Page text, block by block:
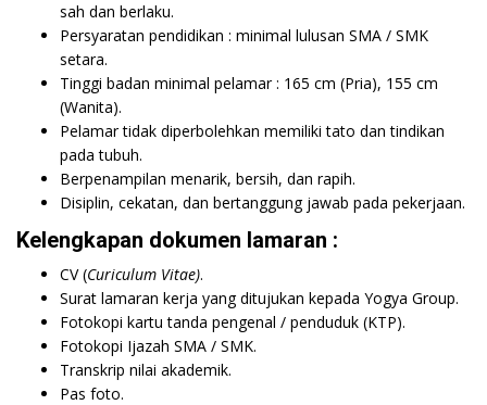
sah dan berlaku.
Persyaratan pendidikan : minimal lulusan SMA / SMK
setara.
Tinggi badan minimal pelamar : 165 cm (Pria), 155 cm
(Wanita).
Pelamar tidak diperbolehkan memiliki tato dan tindikan
pada tubuh.
Berpenampilan menarik, bersih, dan rapih.
Disiplin, cekatan, dan bertanggung jawab pada pekerjaan.
Kelengkapan dokumen lamaran :
CV (Curiculum Vitae).
Surat lamaran kerja yang ditujukan kepada Yogya Group.
Fotokopi kartu tanda pengenal / penduduk (KTP).
Fotokopi Ijazah SMA / SMK.
Transkrip nilai akademik.
Pas foto.